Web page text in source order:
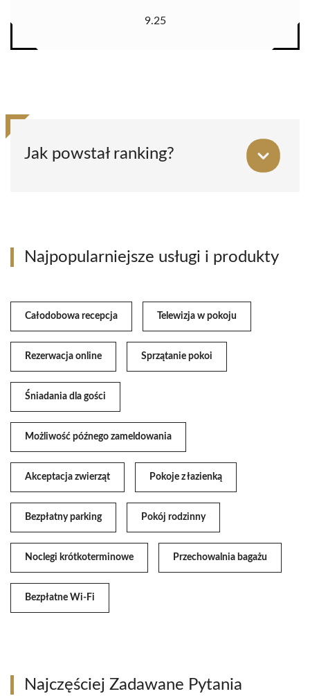
9.25
Jak powstał ranking?
Najpopularniejsze usługi i produkty
Całodobowa recepcja Telewizja w pokoju
Rezerwacja online Sprzątanie pokoi
Śniadania dla gości
Możliwość późnego zameldowania
Akceptacja zwierząt Pokoje z łazienką
Bezpłatny parking Pokój rodzinny
Noclegi krótkoterminowe Przechowalnia bagażu
Bezpłatne Wi-Fi
Najczęściej Zadawane Pytania